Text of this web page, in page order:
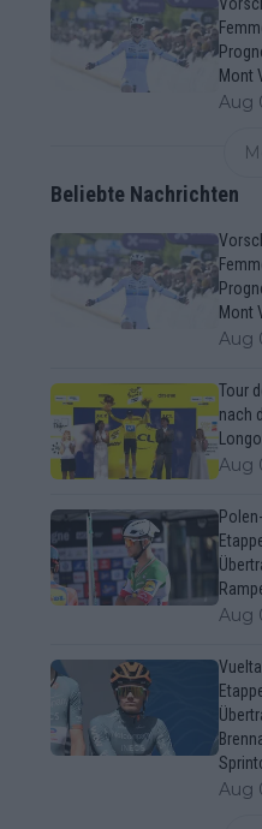
Mont
Aug
Beliebte Nachrichten
Mont
Aug
Tour
nach
Aug
Aug
Aug